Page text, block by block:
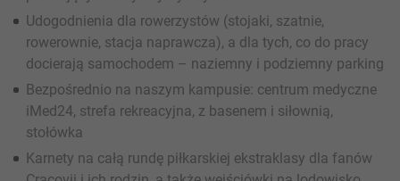
Udogodnienia dla rowerzystów (stojaki, szatnie,
rowerownie, stacja naprawcza), a dla tych, co do pracy
docierają samochodem – naziemny i podziemny parking
Bezpośrednio na naszym kampusie: centrum medyczne
iMed24, strefa rekreacyjna, z basenem i siłownią,
stołówka
Karnety na całą rundę piłkarskiej ekstraklasy dla fanów